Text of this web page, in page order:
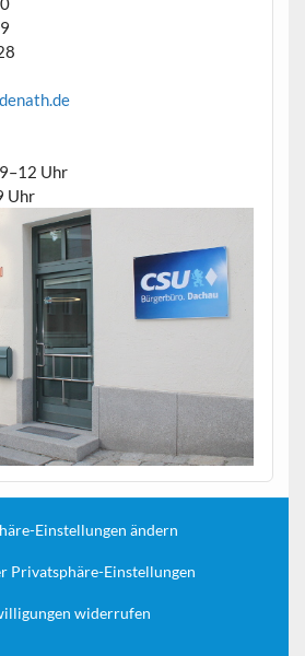
Uhr
Uhr
Einstellungen ändern
Privatsphäre-Einstellungen
widerrufen